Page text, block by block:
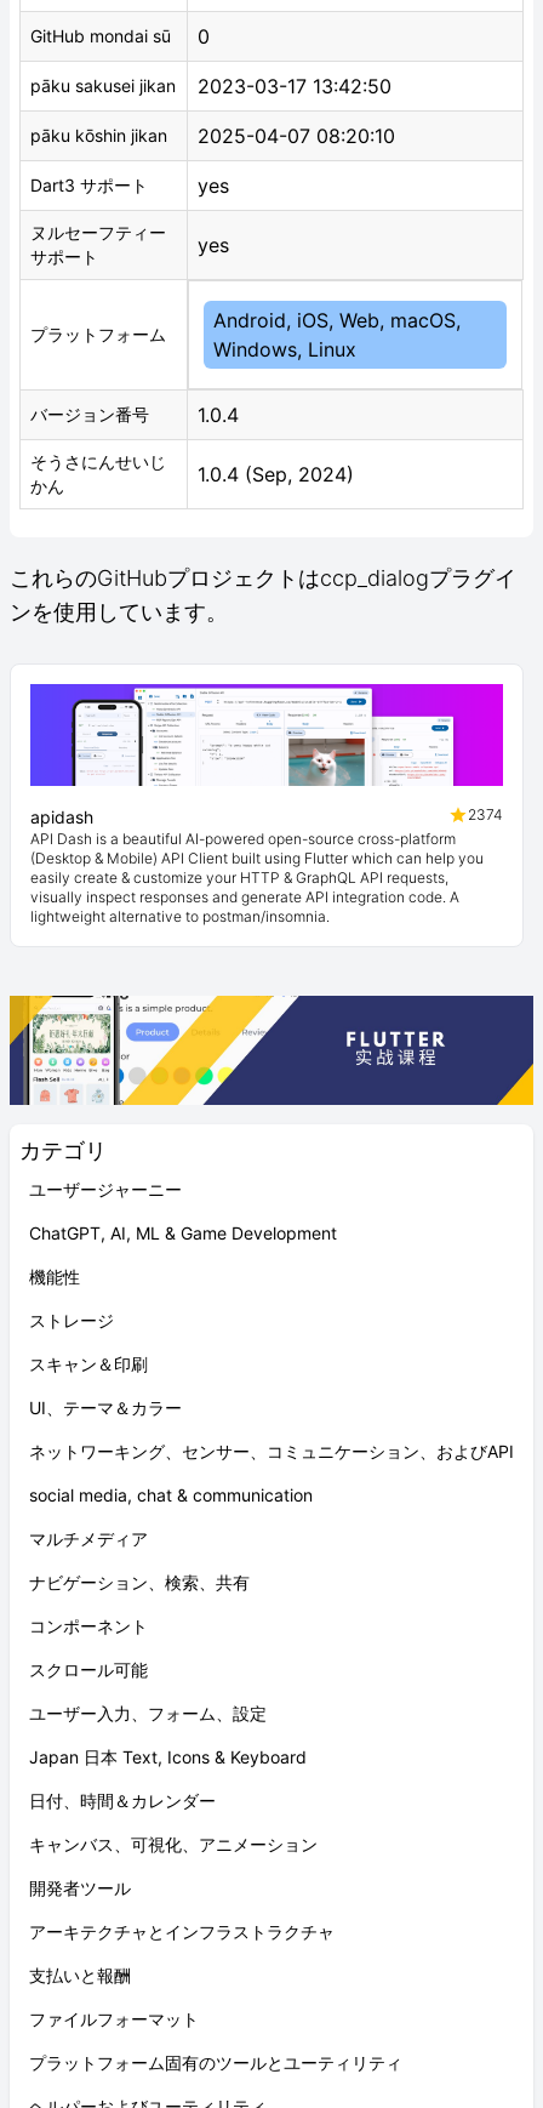
カテゴリ
ユーザージャーニー
ChatGPT, AI, ML & Game Development
機能性
ストレージ
スキャン＆印刷
UI、テーマ＆カラー
ネットワーキング、センサー、コミュニケーション、およびAPI
social media, chat & communication
マルチメディア
ナビゲーション、検索、共有
コンポーネント
スクロール可能
ユーザー入力、フォーム、設定
Japan 日本 Text, Icons & Keyboard
日付、時間＆カレンダー
キャンバス、可視化、アニメーション
開発者ツール
アーキテクチャとインフラストラクチャ
支払いと報酬
ファイルフォーマット
プラットフォーム固有のツールとユーティリティ
GitHub mondai sū 0
pāku sakusei jikan 2023-03-17 13:42:50
pāku kōshin jikan 2025-04-07 08:20:10
Dart3 サポート yes
ヌルセーフティー
サポート
yes
プラットフォーム
Android, iOS, Web, macOS,
Windows, Linux
バージョン番号 1.0.4
そうさにんせいじ
かん
1.0.4 (Sep, 2024)
これらのGitHubプロジェクトはccp_dialogプラグイ
ンを使用しています。
apidash
2374
API Dash is a beautiful AI-powered open-source cross-platform
(Desktop & Mobile) API Client built using Flutter which can help you
easily create & customize your HTTP & GraphQL API requests,
visually inspect responses and generate API integration code. A
lightweight alternative to postman/insomnia.